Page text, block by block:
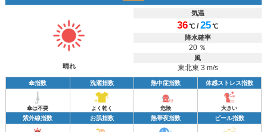
晴れ
気温
36℃ /25℃
降水確率
20 ％
風
東北東 3 m/s
傘指数 洗濯指数 熱中症指数 体感ストレス指数
傘は不要 よく乾く 危険 大きい
紫外線指数 お肌指数 熱帯夜指数 ビール指数